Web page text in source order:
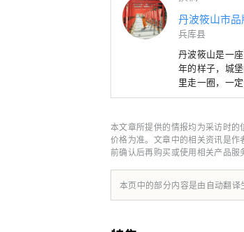
丹波筱山市
兵库县
丹波筱山是一
年的样子，城
里走一圈，一
本文章所提供的情报均为采访时的
价格为准。文章中的相关资讯是
前确认后再购买或使用相关产品服
本页中的部分内容是由自动翻译